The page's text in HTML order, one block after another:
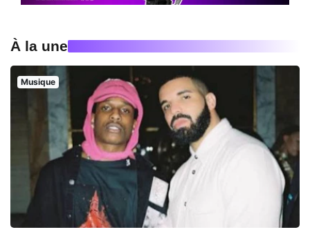
À la une
Musique